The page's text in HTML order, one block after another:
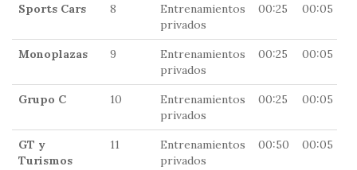
Sports Cars 8
Entrenamientos
privados
00:25 00:05
Monoplazas 9
Entrenamientos
privados
00:25 00:05
Grupo C 10
Entrenamientos
privados
00:25 00:05
GT y
Turismos
11
Entrenamientos
privados
00:50 00:05